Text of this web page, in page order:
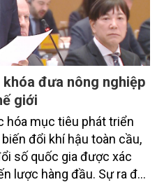
đưa nông nghiệp
giới
hóa mục tiêu phát triển
đổi khí hậu toàn cầu,
số quốc gia được xác
lược hàng đầu. Sự ra đời